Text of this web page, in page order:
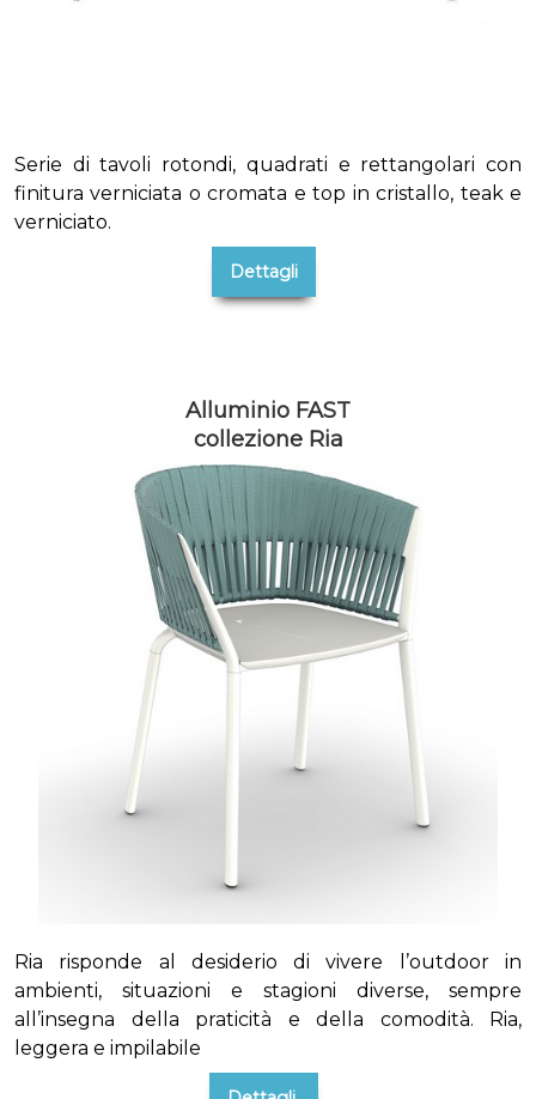
Serie di tavoli rotondi, quadrati e rettangolari con
finitura verniciata o cromata e top in cristallo, teak e
verniciato.
Dettagli
Alluminio FAST
collezione Ria
Ria risponde al desiderio di vivere l’outdoor in
ambienti, situazioni e stagioni diverse, sempre
all’insegna della praticità e della comodità. Ria,
leggera e impilabile